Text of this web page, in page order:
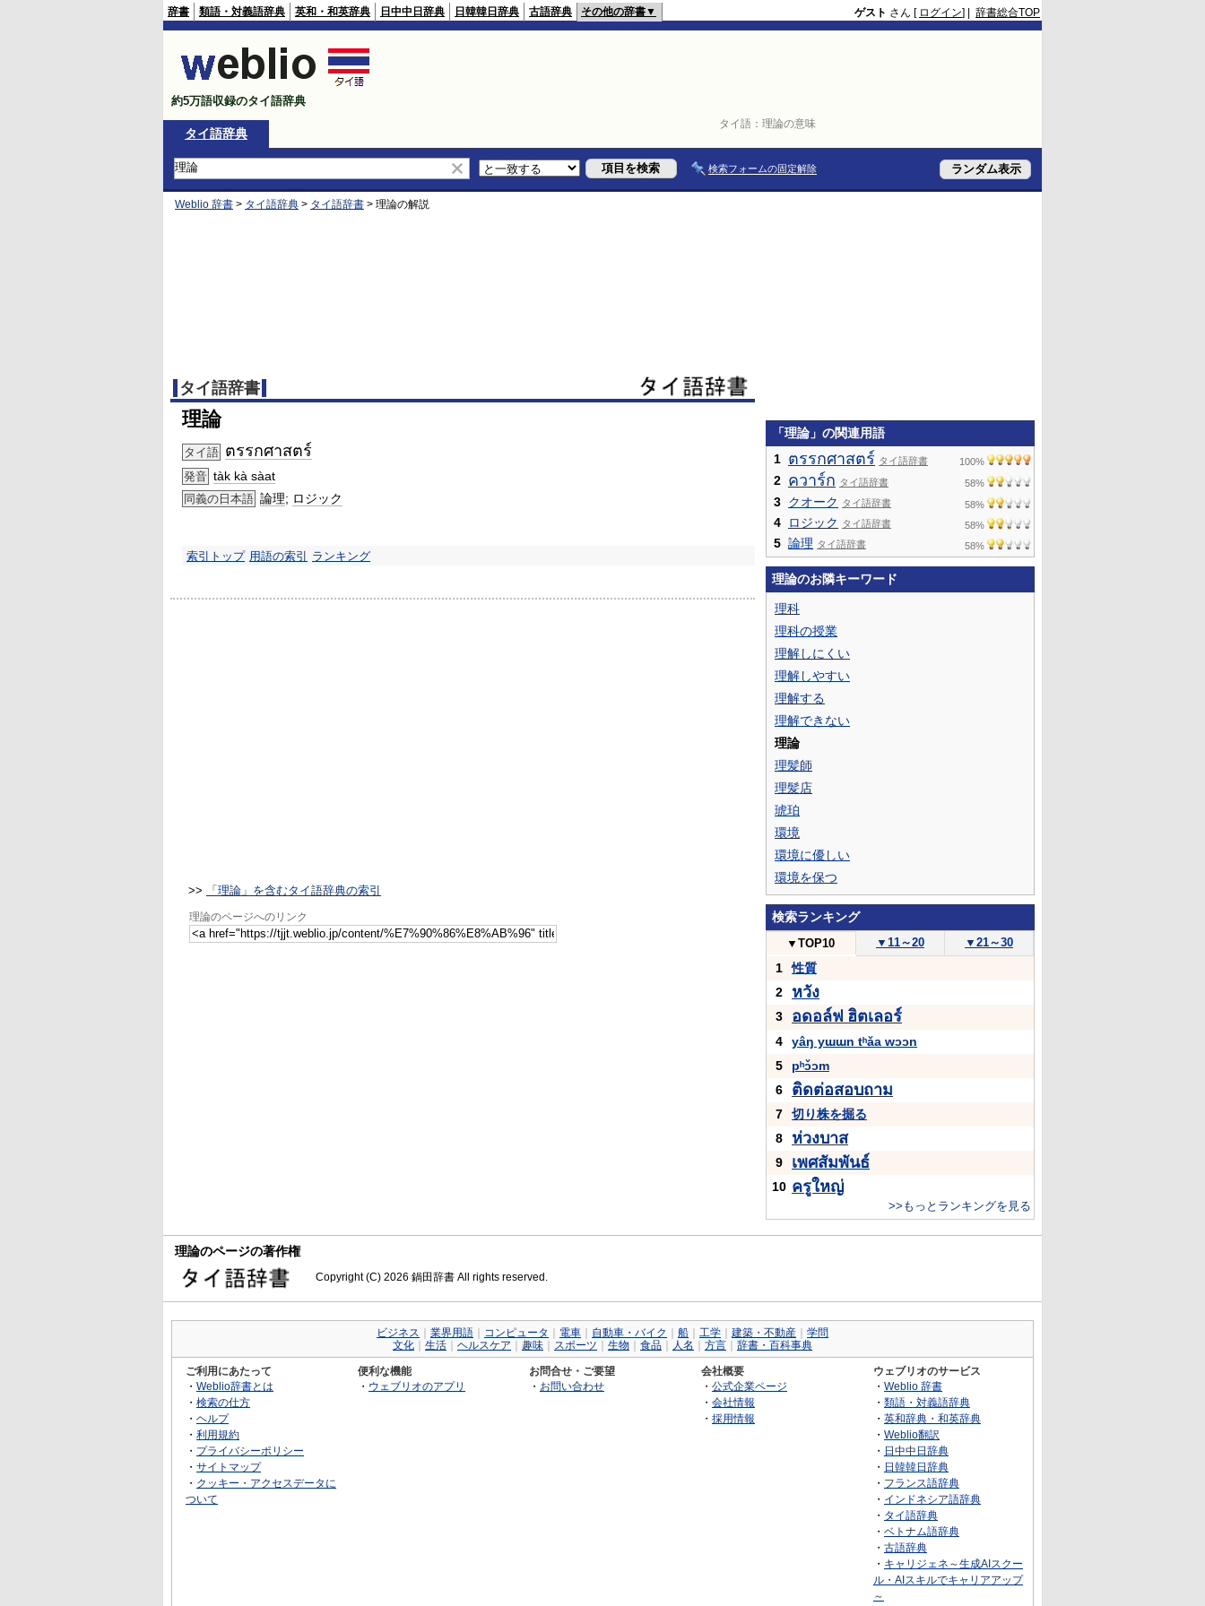
タイ語： 理論の意味
辞書 類語・対義語辞典 英和・和英辞典 日中中日辞典 日韓韓日辞典 古語辞典 その他の辞書▼ ゲスト さん [ ログイン] | 辞書総合TOP
約5万語収録のタイ語辞典
タイ語辞典
検索フォームの固定解除
Weblio 辞書 > タイ語辞典 > タイ語辞書 > 理論の解説
タイ語辞書
理論
タイ語 ตรรกศาสตร์
発音 tàk kà sàat
同義の日本語 論理; ロジック
索引トップ 用語の索引 ランキング
>> 「理論」を含むタイ語辞典の索引
理論のページへのリンク
「理論」の関連用語
1 ตรรกศาสตร์ タイ語辞書 100%
2 ควาร์ก タイ語辞書 58%
3 クオーク タイ語辞書 58%
4 ロジック タイ語辞書 58%
5 論理 タイ語辞書 58%
理論のお隣キーワード
理科
理科の授業
理解しにくい
理解しやすい
理解する
理解できない
理論
理髪師
理髪店
琥珀
環境
環境に優しい
環境を保つ
検索ランキング
▼ TOP10 ▼ 11～20 ▼ 21～30
1
性質
2
หวัง
3 อดอล์ฟ ฮิตเลอร์
4
yâŋ yɯɯn tʰǎa wɔɔn
5
pʰɔ̌ɔm
6
ติดต่อสอบถาม
7
切り株を掘る
8
ห่วงบาส
9 เพศสัมพันธ์
10 ครูใหญ่
>>もっとランキングを見る
理論のページの著作権
Copyright (C) 2026 鍋田辞書 All rights reserved.
ビジネス 業界用語 コンピュータ 電車 自動車・バイク 船 工学 建築・不動産
学問
文化
生活 ヘルスケア 趣味 スポーツ 生物 食品 人名 方言 辞書・百科事典
ご利用にあたって
・ Weblio辞書とは
・ 検索の仕方
・ ヘルプ
・ 利用規約
・ プライバシーポリシー
・ サイトマップ
・ クッキー・アクセスデータに
ついて
便利な機能
・ ウェブリオのアプリ
お問合せ・ご要望
・ お問い合わせ
会社概要
・ 公式企業ページ
・ 会社情報
・ 採用情報
ウェブリオのサービス
・ Weblio 辞書
・ 類語・対義語辞典
・ 英和辞典・和英辞典
・ Weblio翻訳
・ 日中中日辞典
・ 日韓韓日辞典
・ フランス語辞典
・ インドネシア語辞典
・ タイ語辞典
・ ベトナム語辞典
・ 古語辞典
・ キャリジェネ～生成AIスクー
ル・AIスキルでキャリアアップ
～